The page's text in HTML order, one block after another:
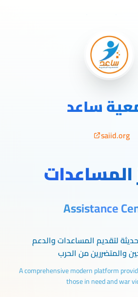
ساعد
saiid.org
Assistance
لتقديم المساعدات والدعم
والمتضررين من الحرب
A comprehensive modern platform
those in need and war